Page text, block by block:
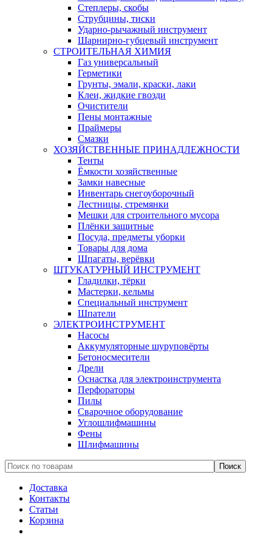
Степлеры, скобы
Струбцины, тиски
Ударно-рычажный инструмент
Шарнирно-губцевый инструмент
СТРОИТЕЛЬНАЯ ХИМИЯ
Газ универсальный
Герметики
Грунты, эмали, краски, лаки
Клеи, жидкие гвозди
Очистители
Пены монтажные
Праймеры
Смазки
ХОЗЯЙСТВЕННЫЕ ПРИНАДЛЕЖНОСТИ
Тенты
Ёмкости хозяйственные
Замки навесные
Инвентарь снегоуборочный
Лестницы, стремянки
Мешки для строительного мусора
Плёнки защитные
Посуда, предметы уборки
Товары для дома
Шпагаты, верёвки
ШТУКАТУРНЫЙ ИНСТРУМЕНТ
Гладилки, тёрки
Мастерки, кельмы
Специальный инструмент
Шпатели
ЭЛЕКТРОИНСТРУМЕНТ
Насосы
Аккумуляторные шуруповёрты
Бетоносмесители
Дрели
Оснастка для электроинструмента
Перфораторы
Пилы
Сварочное оборудование
Углошлифмашины
Фены
Шлифмашины
Доставка
Контакты
Статьи
Корзина